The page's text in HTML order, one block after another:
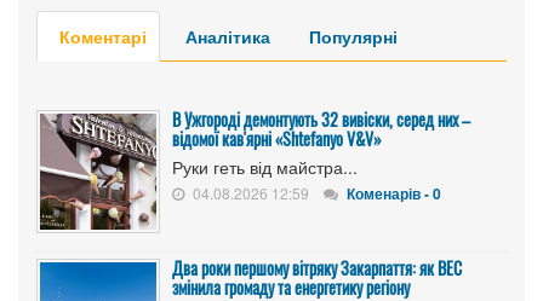
Коментарі Аналітика Популярні
В Ужгороді демонтують 32 вивіски, серед них –
відомої кав'ярні «Shtefanyo V&V»
Руки геть від майстра...
04.08.2026 12:59 Коменарів - 0
Два роки першому вітряку Закарпаття: як ВЕС
змінила громаду та енергетику регіону